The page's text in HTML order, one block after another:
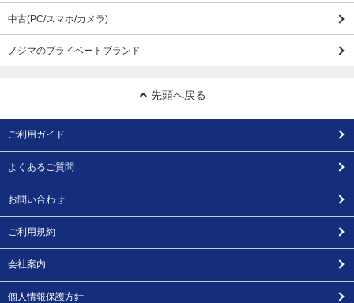
中古(PC/スマホ/カメラ)
ノジマのプライベートブランド
先頭へ戻る
ご利用ガイド
よくあるご質問
お問い合わせ
ご利用規約
会社案内
個人情報保護方針